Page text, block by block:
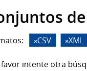
CSV XML
intente otra